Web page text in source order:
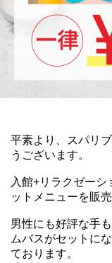
平素より、スパリ
うございます。
入館+リラクゼー
ットメニューを販
男性にも好評な手
ムバスがセットに
ております。